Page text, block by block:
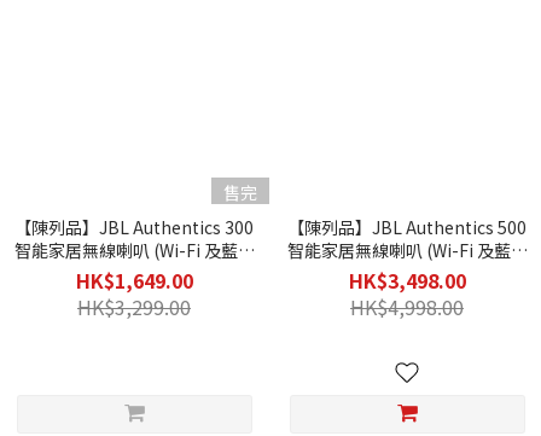
售完
【陳列品】JBL Authentics 300
智能家居無線喇叭 (Wi-Fi 及藍牙
連接功能) - 三個月保養
HK$1,649.00
HK$3,299.00
【陳列品】JBL Authentics 500
智能家居無線喇叭 (Wi-Fi 及藍牙
連接功能) - 三個月保養
HK$3,498.00
HK$4,998.00